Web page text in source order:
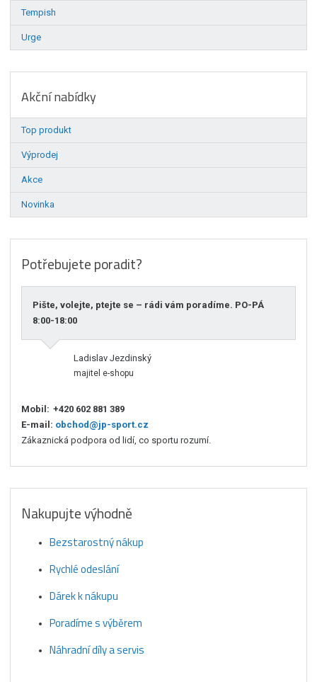
Tempish
Urge
Akční nabídky
Top produkt
Výprodej
Akce
Novinka
Potřebujete poradit?
Pište, volejte, ptejte se – rádi vám poradíme. PO-PÁ
8:00-18:00
Ladislav Jezdinský
majitel e-shopu
Mobil: +420 602 881 389
E-mail: obchod@jp-sport.cz
Zákaznická podpora od lidí, co sportu rozumí.
Nakupujte výhodně
Bezstarostný nákup
Rychlé odeslání
Dárek k nákupu
Poradíme s výběrem
Náhradní díly a servis